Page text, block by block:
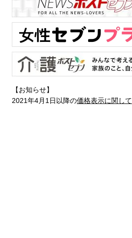
【お知らせ】
2021年4月1日以降の価格表示に関して